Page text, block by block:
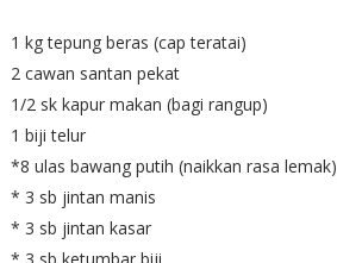
1 kg tepung beras (cap teratai)
2 cawan santan pekat
1/2 sk kapur makan (bagi rangup)
1 biji telur
*8 ulas bawang putih (naikkan rasa lemak)
* 3 sb jintan manis
* 3 sb jintan kasar